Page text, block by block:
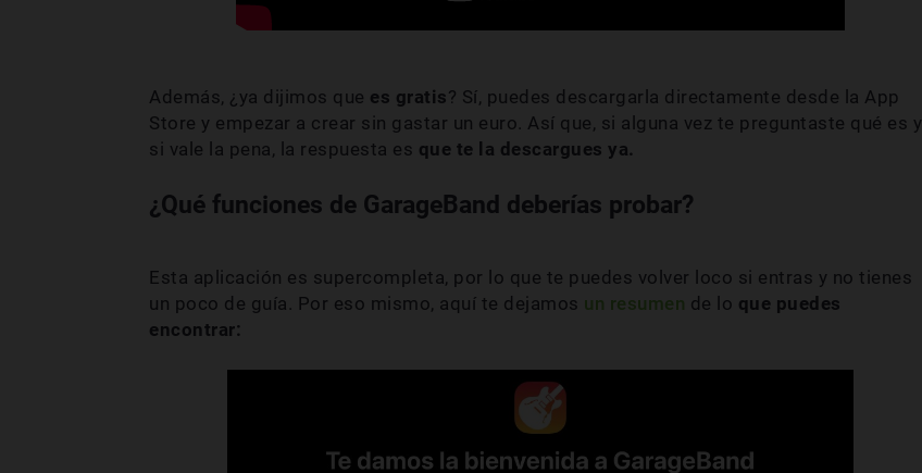
Además, ¿ya dijimos que es gratis? Sí, puedes descargarla directamente desde la App
Store y empezar a crear sin gastar un euro. Así que, si alguna vez te preguntaste qué es y
si vale la pena, la respuesta es que te la descargues ya.
¿Qué funciones de GarageBand deberías probar?
Esta aplicación es supercompleta, por lo que te puedes volver loco si entras y no tienes
un poco de guía. Por eso mismo, aquí te dejamos un resumen de lo que puedes
encontrar: